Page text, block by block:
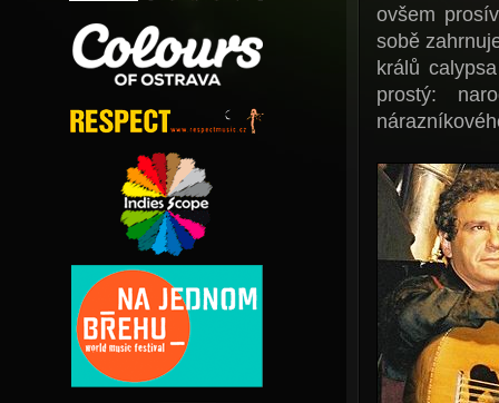
ovšem
sobě
králů
prostý: